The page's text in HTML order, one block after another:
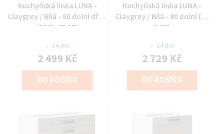
Kuchyňská linka LUNA -
Claygrey / Bílá - 80 dolní dřez
(80 ZL 2F BB)
14 dní
2 499 Kč
DO KOŠÍKU
Kuchyňská linka LUNA -
Claygrey / Bílá - 80 dolní (80
D 2F)
14 dní
2 729 Kč
DO KOŠÍKU